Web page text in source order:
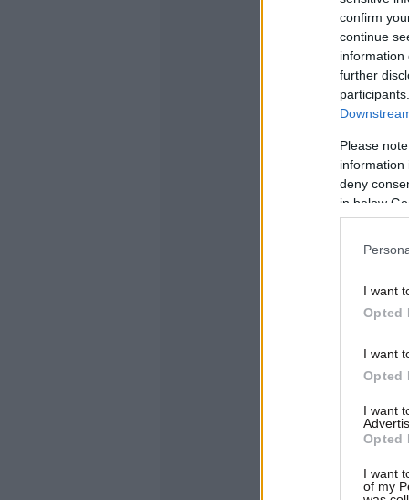
confirm
continue
information
further
Please
information
deny
in below
I want
Opted
I want
Opted
I want
Opted
I want
of my